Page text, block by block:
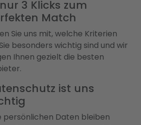
3 Klicks zum
Match
Sie uns mit, welche Kriterien
besonders wichtig sind und wir
Ihnen gezielt die besten
ist uns
persönlichen Daten bleiben